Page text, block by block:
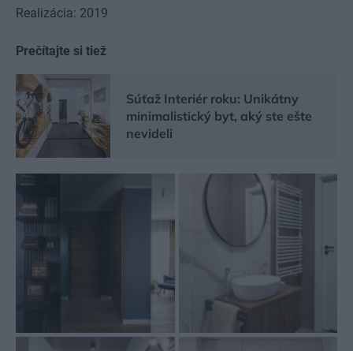
Realizácia: 2019
Prečítajte si tiež
Súťaž Interiér roku: Unikátny
minimalistický byt, aký ste ešte
nevideli